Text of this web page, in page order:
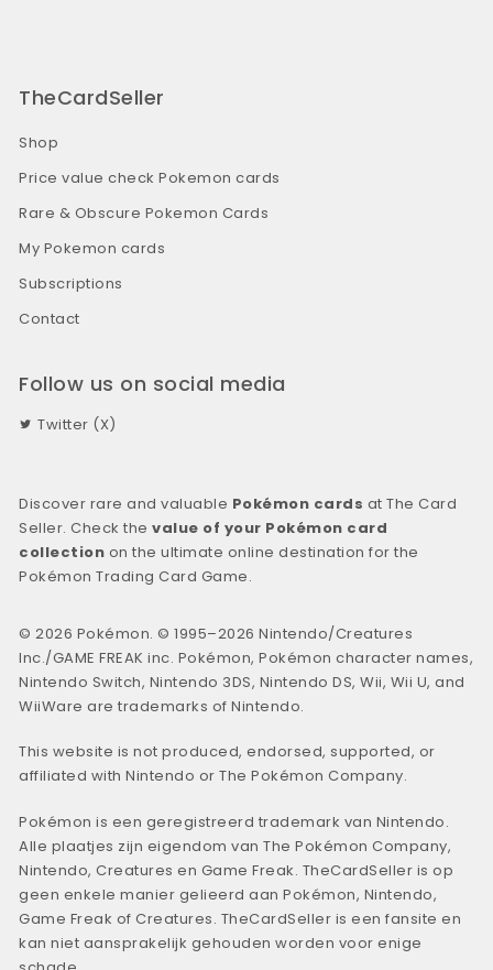
TheCardSeller
Shop
Price value check Pokemon cards
Rare & Obscure Pokemon Cards
My Pokemon cards
Subscriptions
Contact
Follow us on social media
Twitter (X)
Discover rare and valuable Pokémon cards at The Card
Seller. Check thevalue of your Pokémon card
collection on the ultimate online destination for the
Pokémon Trading Card Game.
© 2026 Pokémon. © 1995–2026 Nintendo/Creatures
Inc./GAME FREAK inc. Pokémon, Pokémon character names,
Nintendo Switch, Nintendo 3DS, Nintendo DS, Wii, Wii U, and
WiiWare are trademarks of Nintendo.
This website is not produced, endorsed, supported, or
affiliated with Nintendo or The Pokémon Company.
Pokémon is een geregistreerd trademark van Nintendo.
Alle plaatjes zijn eigendom van The Pokémon Company,
Nintendo, Creatures en Game Freak. TheCardSeller is op
geen enkele manier gelieerd aan Pokémon, Nintendo,
Game Freak of Creatures. TheCardSeller is een fansite en
kan niet aansprakelijk gehouden worden voor enige